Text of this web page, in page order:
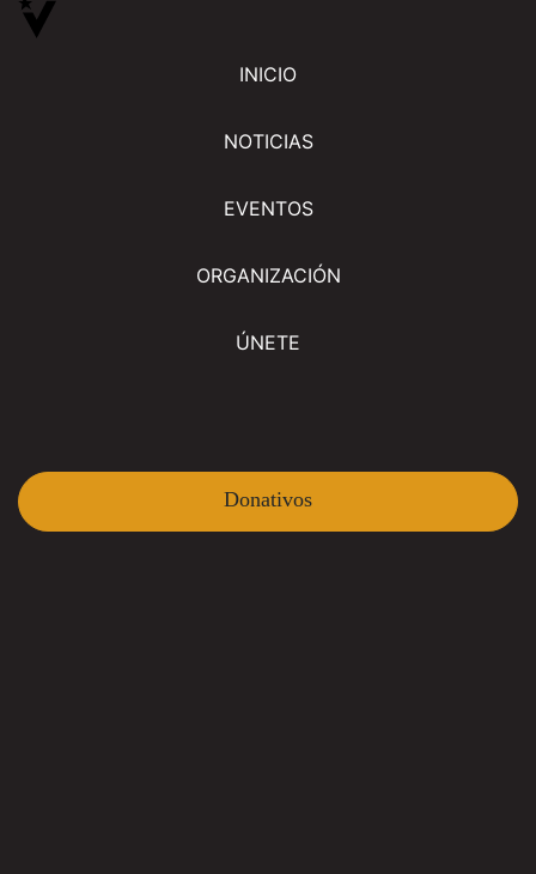
INICIO
NOTICIAS
EVENTOS
ORGANIZACIÓN
ÚNETE
Donativos